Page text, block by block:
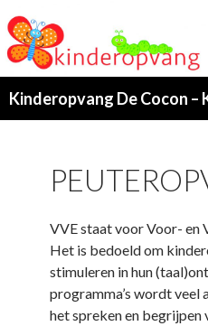
VVE staat voor Voor- en
Het is bedoeld om
stimuleren in hun
programma’s wordt veel
het spreken en begrijpen